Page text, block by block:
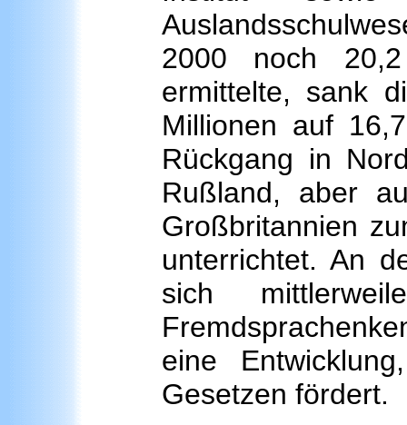
2000 noch 20,2
ermittelte, sank
Millionen auf
Rückgang in
Rußland, aber
Großbritannien
unterrichtet. An
sich
eine
Gesetzen fördert.